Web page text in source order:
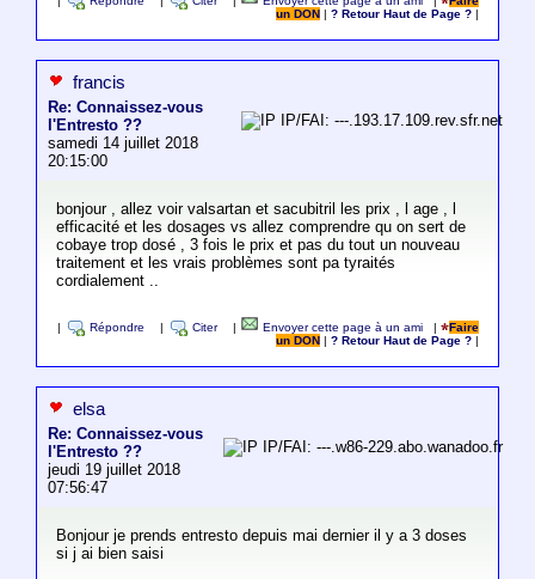
un DON
|? Retour Haut de Page ?
francis
Re: Connaissez-vous
l'Entresto ??
samedi 14 juillet 2018
20:15:00
IP/FAI: ---.193.17.109.rev.sfr.net
bonjour , allez voir valsartan et sacubitril les prix , l age , l
efficacité et les dosages vs allez comprendre qu on sert de
cobaye trop dosé , 3 fois le prix et pas du tout un nouveau
traitement et les vrais problèmes sont pa tyraités
cordialement ..
Répondre Citer Envoyer cette page à un ami |
Faire
un DON
|? Retour Haut de Page ?
elsa
Re: Connaissez-vous
l'Entresto ??
jeudi 19 juillet 2018
07:56:47
IP/FAI: ---.w86-229.abo.wanadoo.fr
Bonjour je prends entresto depuis mai dernier il y a 3 doses
si j ai bien saisi